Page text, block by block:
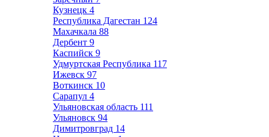
Кузнецк 4
Республика Дагестан 124
Махачкала 88
Дербент 9
Каспийск 9
Удмуртская Республика 117
Ижевск 97
Воткинск 10
Сарапул 4
Ульяновская область 111
Ульяновск 94
Димитровград 14